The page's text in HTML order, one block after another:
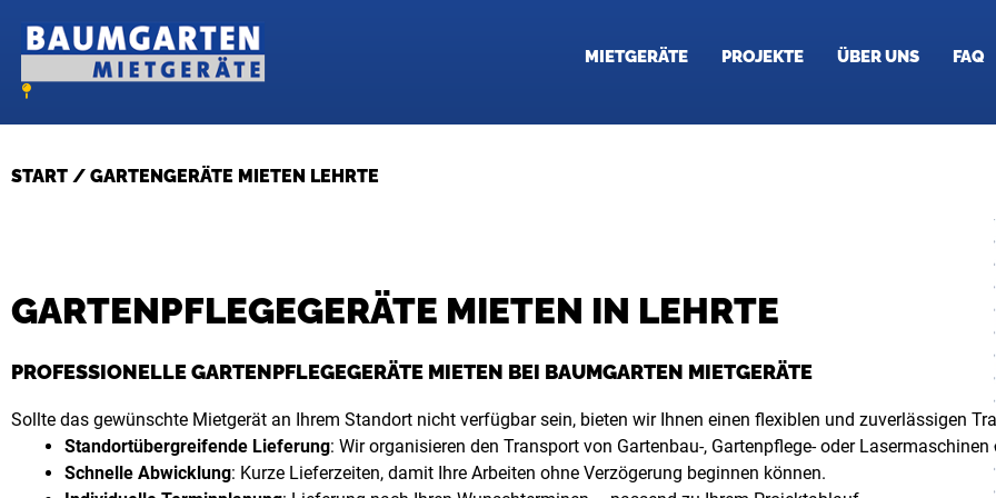
Inhalt
MIETGERÄTE PROJEKTE ÜBER UNS FAQ
START / GARTENGERÄTE MIETEN LEHRTE
GARTENPFLEGEGERÄTE MIETEN IN LEHRTE
PROFESSIONELLE GARTENPFLEGEGERÄTE MIETEN BEI BAUMGARTEN MIETGERÄTE
Sollte das gewünschte Mietgerät an Ihrem Standort nicht verfügbar sein, bieten wir Ihnen einen flexiblen und zuverlässigen
Standortübergreifende Lieferung: Wir organisieren den Transport von Gartenbau-, Gartenpflege- oder
Schnelle Abwicklung: Kurze Lieferzeiten, damit Ihre Arbeiten ohne Verzögerung beginnen können.